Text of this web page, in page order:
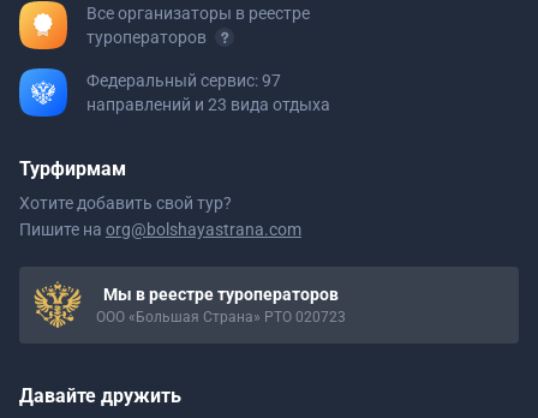
Все организаторы в реестре
туроператоров
Федеральный сервис: 97
направлений и 23 вида отдыха
Турфирмам
Хотите добавить свой тур?
Пишите на org@bolshayastrana.com
Мы в реестре туроператоров
ООО «Большая Страна» РТО 020723
Давайте дружить